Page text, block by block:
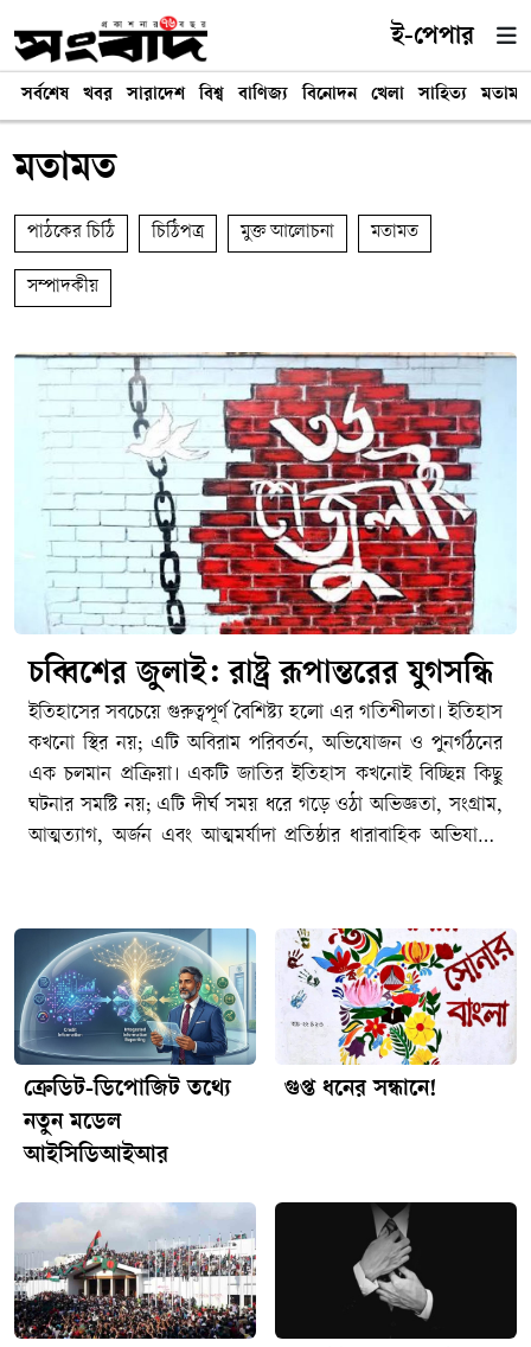
ই-পেপার
সর্বশেষ খবর সারাদেশ বিশ্ব বাণিজ্য বিনোদন খেলা সাহিত্য মতামত
মতামত
পাঠকের চিঠি চিঠিপত্র মুক্ত আলোচনা মতামত
সম্পাদকীয়
চব্বিশের জুলাই: রাষ্ট্র রূপান্তরের যুগসন্ধি
ইতিহাসের সবচেয়ে গুরুত্বপূর্ণ বৈশিষ্ট্য হলো এর গতিশীলতা। ইতিহাস কখনো স্থির নয়; এটি অবিরাম পরিবর্তন, অভিযোজন ও পুনর্গঠনের এক চলমান প্রক্রিয়া। একটি জাতির ইতিহাস কখনোই বিচ্ছিন্ন কিছু ঘটনার সমষ্টি নয়; এটি দীর্ঘ সময় ধরে গড়ে ওঠা অভিজ্ঞতা, সংগ্রাম, আত্মত্যাগ, অর্জন এবং আত্মমর্যাদা প্রতিষ্ঠার ধারাবাহিক অভিযাত্রা। কোনো জাতি, সমাজ কিংবা রাষ্ট্র একটি নির্দিষ্ট অবস্থায় দীর্ঘকাল টিকে থাকতে পারে না। সময়ের প্রবাহে নতুন বাস্তবতা, নতুন চ্যালেঞ্জ, নতুন সংকট এবং নতুন প্রত্যাশার মুখোমুখি হতে হয়। সেই পরিবর্তিত বাস্তবতার সঙ্গে খাপ খাইয়ে নেয়ার সক্ষমতাই নির্ধারণ করে একটি জাতির অগ্রযাত্রার দিকনির্দেশনা। যে জাতি অতীতের অভিজ্ঞতা ও অর্জনকে শক্তিতে রূপান্তরিত করে ভবিষ্যতের দিকে এগিয়ে যেতে পারে, ইতিহাস শেষ পর্যন্ত তাদের পক্ষেই কথা বলে। পক্ষান্তরে, যে জাতি অতীতের গৌরবকে ভবিষ্যৎ নির্মাণের প্রেরণা হিসেবে গ্রহণ না করে রাজনৈতিক প্রতিদ্বন্দ্বিতার অস্ত্রে পরিণত করে, নিজেদের মধ্যে বিভেদ ও দ্বন্দ্বকে স্থায়ী করে তোলে, তারা একসময় অগ্রগতির পথ হারিয়ে ফেলে। ইতিহাসের শিক্ষা হলো অতীতকে অস্বীকার করা যেমন আত্মঘাতী, তেমনি অতীতের মধ্যেই বন্দী হয়ে থাকাও সমান ক্ষতিকর।পলাশী-উত্তর বাংলাদেশের ইতিহাস মূলত সংগ্রামের ইতিহাস। ১৯৪৭-পূর্ব ঔপনিবেশিক শাসনের বিরুদ্ধে অব্যাহত প্রতিরোধ ও স্বাধীনতার সংগ্রাম, তারপর ১৯৭৪-উত্তর ভাষার জন্য সংগ্রাম, রাজনৈতিক অধিকারের জন্য সংগ্রাম, অর্থনৈতিক বৈষম্যের বিরুদ্ধে সংগ্রাম, সাংস্কৃতিক স্বাতন্ত্র্য রক্ষার সংগ্রাম, আত্মনিয়ন্ত্রণের তথা স্বাধিকারের সংগ্রাম এবং শেষ পর্যন্ত স্বাধীন রাষ্ট্র প্রতিষ্ঠার সংগ্রাম- এর সবকিছু মিলিয়েই আমাদের জাতীয় ইতিহাস নির্মিত হয়েছে। এ ইতিহাসের প্রতিটি গুরুত্বপূর্ণ অধ্যায় পূর্ববর্তী অধ্যায়ের ওপর ভিত্তি করে গড়ে উঠেছে। ১৯৫২-এর ভাষা আন্দোলন ভাষাভিত্তিক বাঙালি জাতীয়তার আত্মপরিচয়ের ভিত্তি নির্মাণ করেছে; ১৯৬৬-এর ছয় দফা আন্দোলন রাজনৈতিক স্বায়ত্তশাসনের দাবিকে সুসংহত করেছে; ১৯৬৯-এর গণঅভ্যুত্থান গণশক্তির সক্ষমতাকে প্রকাশ করেছে; আর ১৯৭১ সালের মহান স্বাধীনতা যুদ্ধ সেই দীর্ঘ সংগ্রামকে স্বাধীন রাষ্ট্র প্রতিষ্ঠার মধ্য দিয়ে পরিণতি দিয়েছে। নিঃসন্দেহে স্বাধীনতা যুদ্ধ আমাদের জাতীয় জীবনের সবচেয়ে গৌরবময় এবং নির্ধারক মাইলফলক, যার মাধ্যমে আমাদের রাজনৈতিক স্বাধীনতা অর্জিত হয়েছে এবং বিশ্ব মানচিত্রে বাংলাদেশ একটি সার্বভৌম রাষ্ট্র হিসেবে আত্মপ্রকাশ করেছে।কিন্তু আমাদের মনে রাখতে হবে যে, একটা জাতির ইতিহাসের পথচলা কোনো একক ঘটনার মধ্যেই থেমে থাকে না। ১৭৫৭ সালের পলাশীর প্রান্তরে নবাব সিরাজ-উদ্দৌলার পরাজয় যেমন এই অঞ্চলে একটি দীর্ঘ ঔপনিবেশিক শাসনের সূচনা করেছিল এবং তার অভিঘাত শতাব্দীর পর শতাব্দী ধরে জাতির জীবনকে প্রভাবিত করেছে, তেমনি ১৯৭১ সালের বিজয়ও কোনো চূড়ান্ত সমাপ্তি ছিল না। স্বাধীনতা অর্জনের মাধ্যমে একটি জাতি রাষ্ট্র প্রতিষ্ঠার সুযোগ পায়, কিন্তু সেই রাষ্ট্রকে কতটা ন্যায়ভিত্তিক, গণতান্ত্রিক, জবাবদিহিমূলক ও বৈষম্যহীন করা যাবে সেই প্রশ্নের উত্তর খুঁজে বের করার সংগ্রাম তখনই শুরু হয়। রাষ্ট্রবিজ্ঞানীরা প্রায়ই বলেন, স্বাধীনতা একটি ঘটনা; কিন্তু ন্যায়ভিত্তিক রাষ্ট্র বিনির্মাণ একটি দীর্ঘমেয়াদি প্রক্রিয়া। সেই প্রক্রিয়ায় কখনো অগ্রগতি আসে, কখনো পশ্চাৎপদতা দেখা দেয়; কখনো জনগণের আকাক্সক্ষা রাষ্ট্রকে সামনে এগিয়ে নেয়, আবার কখনো ক্ষমতার কেন্দ্রীভবন সেই অগ্রযাত্রাকে বাধাগ্রস্ত করে। রাষ্ট্রযন্ত্রের স্বৈরাচারী ভূমিকায় জালেম শাসক শ্রেণীর যাতাকলে পিষ্ট মজলুম জনগণ মুক্তির পথ খোঁজে গণঅভ্যুত্থান কিংবা বিপ্লবের পথে। এই কারণেই স্বাধীনতা কোনো গন্তব্য নয়; এটি রাষ্ট্র হিসেবে নিজস্ব সার্বভৌমত্ব, জনগণের অধিকার এবং ন্যায়বিচার প্রতিষ্ঠার দীর্ঘ যাত্রার সূচনা মাত্র। একটি জাতির ইতিহাসের ক্রমধারায় নতুন নতুন প্রজন্মের আবির্ভাব ঘটে, এবং তাদের সামনে নতুন প্রশ্ন ও নতুন চ্যালেঞ্জ উপস্থিত হয়। ফলে স্বাধীনতার মৌলিক চেতনা তথা মানবিক মর্যাদা, রাজনৈতিক স্বাধীনতা, সামাজিক ন্যায়বিচার ও অর্থনৈতিক সাম্য প্রভৃতি বিষয় প্রতিটি যুগে নতুন বাস্তবতায় নতুনভাবে ব্যাখ্যা ও বাস্তবায়নের দাবি তোলে। বাংলাদেশের ইতিহাসও সেই ধারাবাহিকতার বাইরে নয়। তাই আমাদের জাতীয় ইতিহাসকে কোনো বিচ্ছিন্ন ঘটনার সমষ্টি হিসেবে নয়, বরং একটি চলমান অভিযাত্রা হিসেবে দেখতে হবে যেখানে প্রতিটি সংগ্রাম পূর্ববর্তী সংগ্রামের উত্তরাধিকার বহন করে এবং পরবর্তী সংগ্রামের ভিত্তি নির্মাণ করে। এই ধারাবাহিক ঐতিহাসিক প্রবাহের মধ্যেই ২০২৪ সালের জুলাই গণঅভ্যুত্থানের তাৎপর্য অনুধাবন করতে হবে; একটি প্রতিদ্বন্দ্বী ইতিহাস হিসেবে নয়, বরং বাংলাদেশের রাষ্ট্রযন্ত্র ও সমাজকে আরও ন্যায়ভিত্তিক, বৈষম্যহীন ও স্বৈরাচারমুক্ত করার দীর্ঘ অভিযাত্রার একটি নতুন অধ্যায় হিসেবে।বিশ্ব ইতিহাসের দিকে তাকালেও আমরা একই বাস্তবতা দেখতে পাই। কোনো জাতির ইতিহাসে একটি বড় অর্জন কখনোই চূড়ান্ত পরিণতি নয়; বরং তা নতুন সংগ্রাম, নতুন দায়িত্ব এবং নতুন প্রত্যাশার সূচনা করে। ১৭৭৬ সালের আমেরিকার স্বাধীনতা যুদ্ধ ব্রিটিশ ঔপনিবেশিক শাসন থেকে মুক্তির পথ খুলে দিলেও সেখানে নাগরিক অধিকার, বর্ণসমতা এবং গণতান্ত্রিক অন্তর্ভুক্তির প্রশ্নে দীর্ঘ সংগ্রাম অব্যাহত ছিল। স্বাধীনতার প্রায় দুই শতাব্দী পরও আফ্রিকান-আমেরিকানদের অধিকার প্রতিষ্ঠার জন্য মার্টিন লুথার কিং জুনিয়রের নেতৃত্বে ব্যাপক নাগরিক অধিকার আন্দোলন গড়ে উঠতে হয়েছে। একইভাবে ১৭৮৯ সালের ফরাসি বিপ্লব স্বাধীনতা, সাম্য ও ভ্রাতৃত্বের মহান আদর্শ সামনে নিয়ে এলেও গণতন্ত্র, মানবাধিকার এবং প্রজাতান্ত্রিক মূল্যবোধকে সুসংহত করতে ফরাসি সমাজকে বহু উত্থান-পতন, সংঘাত ও পুনর্গঠনের মধ্য দিয়ে অগ্রসর হতে হয়েছে। দক্ষিণ আফ্রিকায় বর্ণবাদবিরোধী সংগ্রামের মাধ্যমে রাজনৈতিক মুক্তি অর্জনের পরও সামাজিক ন্যায়বিচার, অর্থনৈতিক বৈষম্য দূরীকরণ এবং অন্তর্ভুক্তিমূলক রাষ্ট্র গঠনের প্রশ্নে নতুন সংগ্রামের সূচনা হয়েছে। ইতিহাসের এই অভিজ্ঞতাগুলো আমাদের শেখায় যে রাজনৈতিক মুক্তি একটি গুরুত্বপূর্ণ অর্জন, কিন্তু সেই অর্জনের প্রকৃত মূল্য নির্ধারিত হয় পরবর্তী রাষ্ট্রগঠন প্রক্রিয়ার মাধ্যমে।ইতিহাসের প্রতিটি বিজয় নতুন দায়িত্বের জন্ম দেয়, প্রতিটি অর্জন নতুন প্রত্যাশাকে সামনে নিয়ে আসে। কোনো জাতি যদি অর্জনের স্মৃতিকে সংরক্ষণ করেই সন্তুষ্ট থাকে, কিন্তু সেই অর্জনের অন্তর্নিহিত আদর্শ বাস্তবায়নের পথে অগ্রসর না হয়, তাহলে ইতিহাসের অগ্রযাত্রা থমকে যায়। বাংলাদেশের ক্ষেত্রেও এর ব্যতিক্রম হওয়ার কোনো কারণ নেই। ১৯৭১ সালে স্বাধীন রাষ্ট্র প্রতিষ্ঠার মধ্য দিয়ে গণতন্ত্র, সাম্য, মানবিক মর্যাদা ও সামাজিক ন্যায়বিচারের যে স্বপ্ন জনগণ লালন করেছিল তার পূর্ণ বাস্তবায়ন এখনও একটি চলমান প্রক্রিয়া। ফলে রাষ্ট্র ও সমাজের ভেতরে যখনই সেই আকাক্সক্ষার সঙ্গে বাস্তবতার ফারাক বেড়েছে, তখনই নতুন করে পরিবর্তনের দাবি উত্থাপিত হয়েছে। এই প্রেক্ষাপটে ২০২৪ সালের গণঅভ্যুত্থানকে কোনো বিচ্ছিন্ন ঘটনা, আকস্মিক বিস্ফোরণ বা সাময়িক রাজনৈতিক প্রতিক্রিয়া হিসেবে দেখার সুযোগ নেই। বরং এটি বাংলাদেশের রাষ্ট্র, সমাজ এবং রাজনৈতিক সংস্কৃতির দীর্ঘ বিবর্তনধারার একটি গুরুত্বপূর্ণ মাইলফলক ও বিশেষ অধ্যায়। এটি এমন এক ঐতিহাসিক মুহূর্ত, যখন নতুন প্রজন্ম রাষ্ট্রের সামনে জবাবদিহিতা, ন্যায়বিচার, বৈষম্যহীনতা, ন্যায্য অধিকার এবং নাগরিক মর্যাদার প্রশ্নগুলোকে নতুন করে উত্থাপন করেছে। যে প্রশ্নগুলো এক অর্থে স্বাধীনতার মূল চেতনার সঙ্গেই সম্পর্কযুক্ত, কিন্তু সময়ের পরিবর্তনের সঙ্গে নতুন ভাষা, নতুন অভিজ্ঞতা এবং নতুন বাস্তবতার আলোকে পুনরায় উচ্চারিত হয়েছে।২০২৪-এর এই গণঅভ্যুত্থান বিশেষভাবে তরুণ প্রজন্মের সেই ঐতিহাসিক ভূমিকাকে সামনে নিয়ে এসেছে, যা যুগে যুগে সামাজিক ও রাজনৈতিক পরিবর্তনের প্রধান চালিকাশক্তি হিসেবে কাজ করেছে। ইতিহাস সাক্ষ্য দেয়, রাষ্ট্রীয় প্রতিষ্ঠানগুলো যখন জনগণের প্রত্যাশা পূরণে ব্যর্থ হয়, যখন ক্ষমতার কেন্দ্রীভবন জবাবদিহিতার পরিসর সংকুচিত করে, যখন নাগরিক অংশগ্রহণের সুযোগ সীমিত হয়ে পড়ে এবং যখন ন্যায়বিচারের প্রতি মানুষের আস্থা দুর্বল হতে থাকে, তখন পরিবর্তনের দাবি সবচেয়ে জোরালোভাবে উচ্চারিত হয় তরুণদের কণ্ঠে। কারণ তরুণেরা কেবল বর্তমানের প্রতিনিধিত্ব করে না; তারা ভবিষ্যতের দাবিদার এবং অংশীদারও বটে। তাদের স্বপ্ন, প্রত্যাশা এবং বঞ্চনার অভিজ্ঞতা সমাজের গভীর পরিবর্তনের আকাক্সক্ষাকে দৃশ্যমান করে তোলে। ফলে ইতিহাসের প্রতিটি যুগান্তকারী পরিবর্তনের পেছনে তরুণদের সক্রিয় উপস্থিতি লক্ষ্য করা যায়। ঔপনিবেশিক শাসনের বিরুদ্ধে সংগ্রাম, ভাষা আন্দোলন, ঊনসত্তরের গণঅভ্যুত্থান, মহান স্বাধীনতা যুদ্ধ কিংবা বিশ্বের বিভিন্ন দেশে গণতন্ত্র ও মানবাধিকারের আন্দোলন সব ক্ষেত্রেই তরুণরাই অগ্রণীর ভূমিকা পালন করেছে। তারাই সাহসিকতার সঙ্গে প্রচলিত বাস্তবতাকে প্রশ্ন করেছে, অন্যায়ের বিরুদ্ধে দাঁড়িয়েছে এবং প্রয়োজন হলে আত্মত্যাগের মাধ্যমে ইতিহাসের গতিপথ পরিবর্তন করেছে। বাংলাদেশের রাজনৈতিক পটপরিবর্তনে ২০২৪ সালের জুলাইয়ের ছাত্র আন্দোলনও সেই দীর্ঘ ঐতিহাসিক ধারারই অংশ, যেখানে নতুন প্রজন্ম কেবল একটি তাৎক্ষণিক দাবির জন্য নয়, বরং রাষ্ট্র ও সমাজের চরিত্র নিয়ে একটি বৃহত্তর প্রশ্ন উত্থাপন করেছে। সেই কারণেই জুলাইয়ের গণঅভ্যুত্থানের তাৎপর্য কেবল একটি রাজনৈতিক ঘটনার মধ্যে সীমাবদ্ধ নয়; এটি রাষ্ট্রের ভবিষ্যৎ বিনির্মাণ নিয়ে জনগণের নতুন আকাঙ্ক্ষা এবং বিশেষত তরুণ প্রজন্মের ঐতিহাসিক আত্মপ্রকাশের এক গুরুত্বপূর্ণ দলিল। আমাদের জাতীয় জীবনের প্রায় প্রতিটি যুগান্তকারী অধ্যায়ের কেন্দ্রবিন্দুতে ছিল তরুণদের সাহস, স্বপ্ন এবং আত্মত্যাগ। ১৯৫২ সালের ভাষা আন্দোলনে রাষ্ট্রীয় দমন-পীড়নের মুখেও তরুণ ছাত্রসমাজ মাতৃভাষার অধিকার প্রতিষ্ঠার জন্য জীবন উৎসর্গ করেছে। ১৯৬৯-এর গণঅভ্যুত্থানে তারুণ্যের নেতৃত্বেই স্বৈরশাসনের ভিত কেঁপে উঠেছিল। ১৯৭১ সালের মহান স্বাধীনতা যুদ্ধে অসংখ্য তরুণ অস্ত্র হাতে নিয়ে স্বাধীনতার জন্য জীবন বাজি রেখেছিল। ১৯৯০ সালের স্বৈরাচারবিরোধী আন্দোলনেও ছাত্রসমাজ গণতন্ত্র পুনরুদ্ধারের সংগ্রামে অগ্রণী ভূমিকা পালন করে। একই ধারাবাহিকতায় ২০২৪ সালের ছাত্র-জনতার গণআন্দোলনও প্রমাণ করেছে যে বাংলাদেশের ইতিহাসে পরিবর্তনের সবচেয়ে শক্তিশালী চালিকাশক্তি এখনও তরুণ প্রজন্ম। যুগ বদলেছে, প্রেক্ষাপট বদলেছে, কিন্তু ন্যায়, মর্যাদা এবং অধিকারের প্রশ্নে তারুণ্যের ঐতিহাসিক ভূমিকা অপরিবর্তিত রয়েছে।সঙ্গত কারণে তরুণেরা সাধারণত বিদ্যমান ব্যবস্থাকে প্রশ্ন করার সাহস রাখে। তারা প্রতিষ্ঠিত সত্য তথা বন্দোবস্তকে অন্ধভাবে মেনে নিতে চায় না; বরং বাস্তবতার সঙ্গে আদর্শের ফারাককে চিহ্নিত করতে চায়। তাদের মধ্যে ভবিষ্যৎ কল্পনার শক্তি থাকে, নতুন সম্ভাবনা নির্মাণের সাহস থাকে এবং প্রয়োজন হলে ব্যক্তিগত ঝুঁকি গ্রহণের মানসিকতাও থাকে। জার্মান বংশোদ্ভুত মার্কিন রাজনৈতিক তাত্ত্বিক হানা আরেন্টের (১৯০৬-১৯৭৫) মতে, প্রতিটি নতুন প্রজন্ম পৃথিবীতে নতুন সূচনার সম্ভাবনা নিয়ে আসে। ইতিহাসের নানা পর্যায়ে আমরা দেখেছি, সমাজ যখন স্থবির হয়ে পড়ে বা রাষ্ট্র যখন জনগণের আকাঙ্ক্ষা থেকে বিচ্ছিন্ন হতে শুরু করে, তখন সেই নতুন সূচনার আহ্বান সবচেয়ে প্রবলভাবে এসেছে তরুণদের কাছ থেকেই। বাংলাদেশের জুলাই অভ্যুত্থানও সেই অর্থে কেবল একটি রাজনৈতিক প্রতিবাদ ছিল না; এটি ছিল নতুন প্রজন্মের পক্ষ থেকে রাষ্ট্রের উদ্দেশে একটি মৌলিক প্রশ্ন: রাষ্ট্র কার জন্য, ক্ষমতা কার স্বার্থে এবং স্বাধীনতার প্রকৃত অর্থ কী? সে যাই হোক, ইতিহাসের আরেকটি গুরুত্বপূর্ণ বাস্তবতাও আমাদের স্মরণে রাখতে হবে। ইতিহাস কেবল অতীতের ঘটনা-পরম্পরা নয়; এটি বর্তমানের রাজনীতিরও একটি গুরুত্বপূর্ণ ক্ষেত্র। ক্ষমতার রাজনীতিতে অতীতের স্মৃতি প্রায়ই মূল্যবান সম্পদে পরিণত হয়। ইতিহাস তখন শুধু গবেষণা, বিশ্লেষণ বা শিক্ষা গ্রহণের বিষয় থাকে না; বরং রাজনৈতিক বৈধতা অর্জন, জনসমর্থন সংগঠিত করা এবং নৈতিক কর্তৃত্ব প্রতিষ্ঠার একটি কার্যকর হাতিয়ার হয়ে ওঠে। ফরাসি সমাজবিজ্ঞানী পিয়েরে বুর্দিয়োর (১৯৩০-২০০২) ভাষায়, এটি এক ধরনের ‘প্রতীকী পুঁজি’ (সিম্বোলিক ক্যাপিটাল), যার মাধ্যমে ব
ক্রেডিট-ডিপোজিট তথ্যে
নতুন মডেল
আইসিডিআইআর
গুপ্ত ধনের সন্ধানে!